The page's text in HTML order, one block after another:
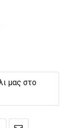
μας στο